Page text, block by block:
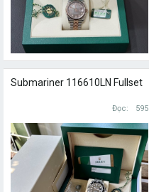
Submariner 116610LN Fullset
Đọc 595